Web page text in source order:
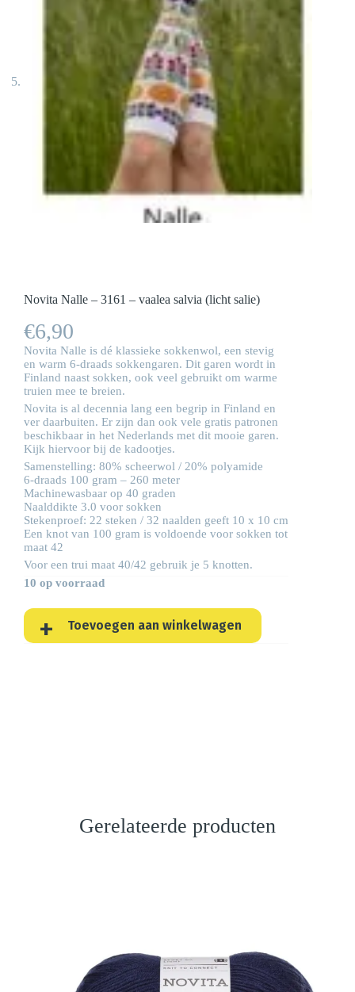
Novita Nalle – 3161 – vaalea salvia (licht salie)
€6,90
Novita Nalle is dé klassieke sokkenwol, een stevig
en warm 6-draads sokkengaren. Dit garen wordt in
Finland naast sokken, ook veel gebruikt om warme
truien mee te breien.
Novita is al decennia lang een begrip in Finland en
ver daarbuiten. Er zijn dan ook vele gratis patronen
beschikbaar in het Nederlands met dit mooie garen.
Kijk hiervoor bij de kadootjes.
Samenstelling: 80% scheerwol / 20% polyamide
6-draads 100 gram – 260 meter
Machinewasbaar op 40 graden
Naalddikte 3.0 voor sokken
Stekenproef: 22 steken / 32 naalden geeft 10 x 10 cm
Een knot van 100 gram is voldoende voor sokken tot
maat 42
Voor een trui maat 40/42 gebruik je 5 knotten.
10 op voorraad
Toevoegen aan winkelwagen
Gerelateerde producten